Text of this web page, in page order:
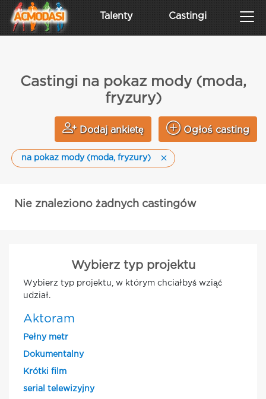
Talenty Castingi
Castingi na pokaz mody (moda,
fryzury)
Dodaj ankietę Ogłoś casting
na pokaz mody (moda, fryzury)
Nie znaleziono żadnych castingów
Wybierz typ projektu
Wybierz typ projektu, w którym chciałbyś wziąć
udział.
Aktoram
Pełny metr
Dokumentalny
Krótki film
serial telewizyjny